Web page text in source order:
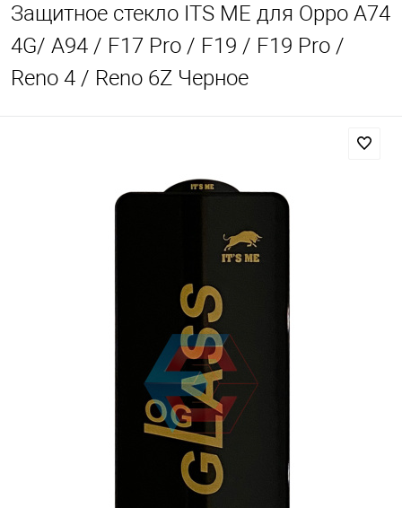
Защитное стекло ITS ME для Oppo A74
4G/ A94 / F17 Pro / F19 / F19 Pro /
Reno 4 / Reno 6Z Черное